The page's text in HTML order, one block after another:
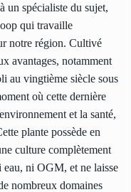
un spécialiste du sujet,
qui travaille
notre région. Cultivé
avantages, notamment
au vingtième siècle sous
où cette dernière
et la santé,
plante possède en
culture complètement
eau, ni OGM, et ne laisse
nombreux domaines